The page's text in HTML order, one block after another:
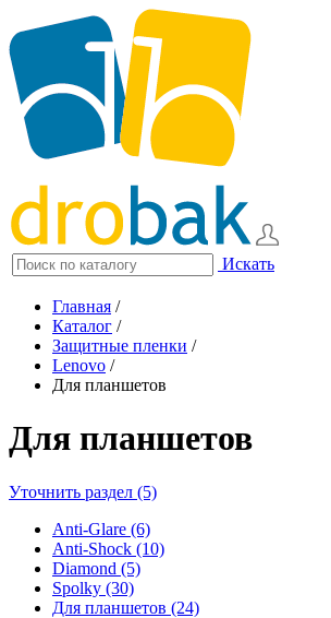
Искать
Главная /
Каталог /
Защитные пленки /
Lenovo /
Для планшетов
Для планшетов
Уточнить раздел (5)
Anti-Glare (6)
Anti-Shock (10)
Diamond (5)
Spolky (30)
Для планшетов (24)